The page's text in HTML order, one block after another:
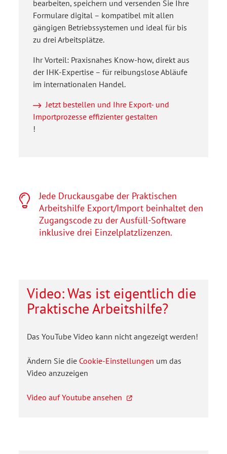
bearbeiten, speichern und versenden Sie Ihre
Formulare digital – kompatibel mit allen
gängigen Betriebssystemen und ideal für bis
zu drei Arbeitsplätze.
Ihr Vorteil: Praxisnahes Know-how, direkt aus
der IHK-Expertise – für reibungslose Abläufe
im internationalen Handel.
Jetzt bestellen und Ihre Export- und
Importprozesse effizienter gestalten
!
Jede Druckausgabe der Praktischen
Arbeitshilfe Export/Import beinhaltet den
Zugangscode zu der Ausfüll-Software
inklusive drei Einzelplatzlizenzen.
Video: Was ist eigentlich die
Praktische Arbeitshilfe?
Das YouTube Video kann nicht angezeigt werden!
Ändern Sie die Cookie-Einstellungen um das
Video anzuzeigen
Video auf Youtube ansehen